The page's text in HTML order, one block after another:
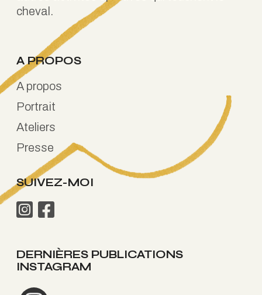
cheval.
A PROPOS
A propos
Portrait
Ateliers
Presse
SUIVEZ-MOI
DERNIÈRES PUBLICATIONS
INSTAGRAM